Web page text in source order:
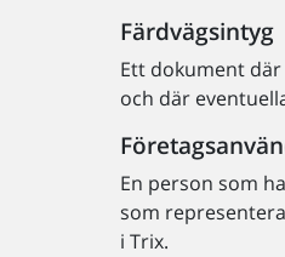
Färdvägsintyg
Ett dokument
och där
En person som
som
i Trix.